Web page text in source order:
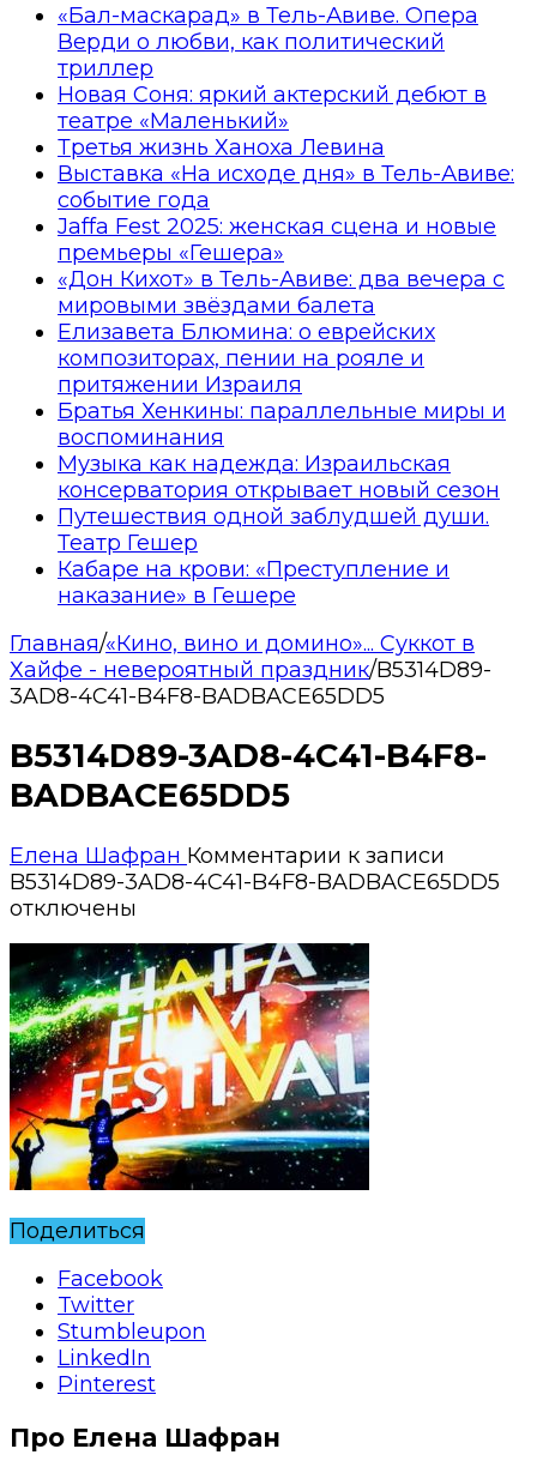
«Бал-маскарад» в Тель-Авиве. Опера
Верди о любви, как политический
триллер
Новая Соня: яркий актерский дебют в
театре «Маленький»
Третья жизнь Ханоха Левина
Выставка «На исходе дня» в Тель-Авиве:
событие года
Jaffa Fest 2025: женская сцена и новые
премьеры «Гешера»
«Дон Кихот» в Тель-Авиве: два вечера с
мировыми звёздами балета
Елизавета Блюмина: о еврейских
композиторах, пении на рояле и
притяжении Израиля
Братья Хенкины: параллельные миры и
воспоминания
Музыка как надежда: Израильская
консерватория открывает новый сезон
Путешествия одной заблудшей души.
Театр Гешер
Кабаре на крови: «Преступление и
наказание» в Гешере
Главная/«Кино, вино и домино»... Суккот в
Хайфе - невероятный праздник/B5314D89-
3AD8-4C41-B4F8-BADBACE65DD5
B5314D89-3AD8-4C41-B4F8-
BADBACE65DD5
Елена Шафран Комментарии к записи
B5314D89-3AD8-4C41-B4F8-BADBACE65DD5
отключены
Поделиться
Facebook
Twitter
Stumbleupon
LinkedIn
Pinterest
Про Елена Шафран